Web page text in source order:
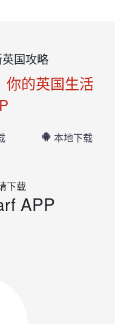
国攻略
你的英国生活
本地下载
下载
APP